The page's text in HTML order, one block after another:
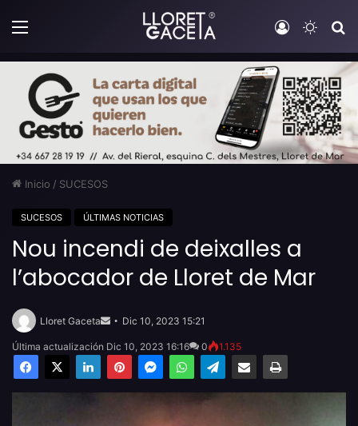
Menú Iniciar
Inicio / SUCESOS
SUCESOS ÚLTIMAS NOTICIAS
Nou incendi de deixalles a
l’abocador de Lloret de Mar
Lloret Gaceta
email
Dic 10, 2023 15:21
Última actualización Dic 10, 2023 16:16 0 1.135
Facebook
X LinkedInPinterestMessengerWhatsAppTelegramCompartir por email Imprimir